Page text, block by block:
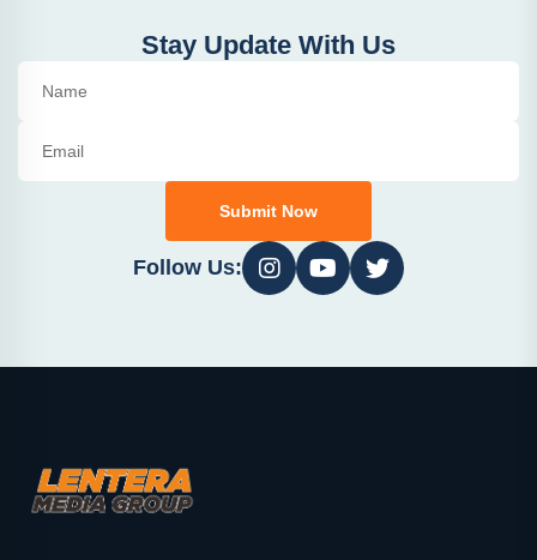
Stay Update With Us
Submit Now
Follow Us: